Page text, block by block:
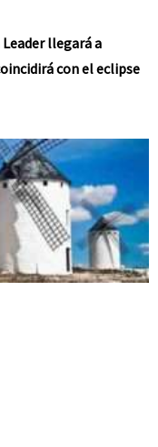
llegará a
con el eclipse